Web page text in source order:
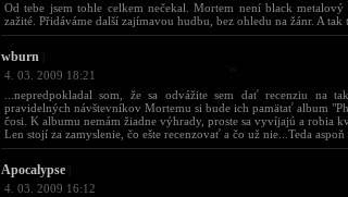
Od tebe jsem tohle celkem nečekal. Mortem není black
zažité. Přidáváme další zajímavou hudbu, bez ohledu na žánr. A tak
wburn
4. 03. 2009 18:21
...nepredpokladal som, že sa odvážite sem dať recenziu na
pravidelných návštevníkov Mortemu si bude ich pamätať album
čosi. K albumu nemám žiadne výhrady, proste sa vyvíjajú a robia
Len stojí za zamyslenie, čo ešte recenzovať a čo už nie...Teda aspoň
Apocalypse
4. 03. 2009 16:12